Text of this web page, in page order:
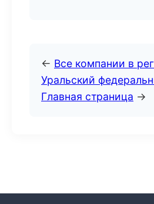
← Все компании в
Уральский
Главная страница →